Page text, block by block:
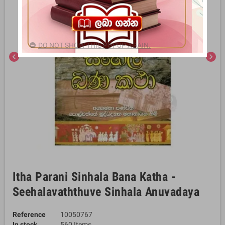
chevron_left chevron_right
Itha Parani Sinhala Bana Katha -
Seehalavaththuve Sinhala Anuvadaya
Reference
10050767
DO NOT SHOW THIS POPUP AGAIN.